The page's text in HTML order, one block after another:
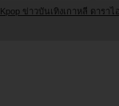
Kpop ข่าวบันเทิงเกาหลี ดารา